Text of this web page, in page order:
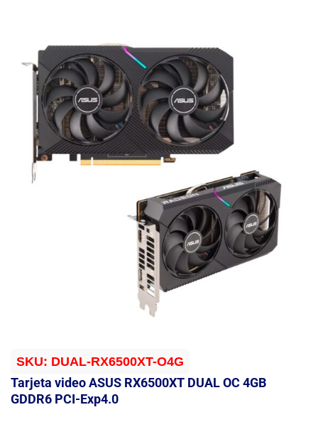
SKU: DUAL-RX6500XT-O4G
Tarjeta video ASUS RX6500XT DUAL OC 4GB
GDDR6 PCI-Exp4.0